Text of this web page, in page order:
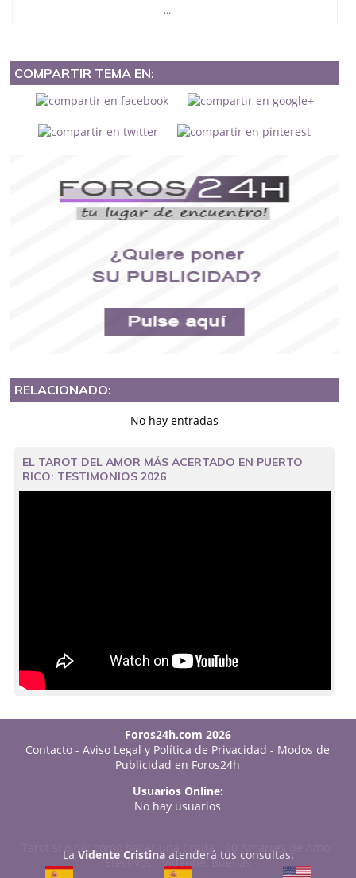
...
COMPARTIR TEMA EN:
RELACIONADO:
No hay entradas
EL TAROT DEL AMOR MÁS ACERTADO EN PUERTO
RICO: TESTIMONIOS 2026
Foros24h.com 2026
Contacto -Aviso Legal y Política de Privacidad - Modos de
Publicidad en Foros24h
Usuarios Online:
No hay usuarios
Tarot sí o no: cómo hacer una tirada-
20 Amarres de Amor
Efectivos-Videntes Buenas
La Vidente Cristinaatenderá tus consultas: